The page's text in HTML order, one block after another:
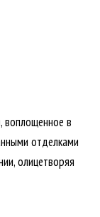
воплощенное в
отделками
олицетворяя